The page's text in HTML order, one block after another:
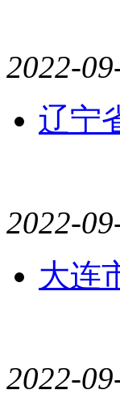
2022-
辽宁
2022-
大连
2022-